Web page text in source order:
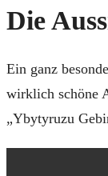
Die
Ein ganz
wirklich schöne
„Ybytyruzu